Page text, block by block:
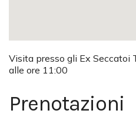
Visita presso gli Ex Seccatoi
alle ore 11:00
Prenotazioni